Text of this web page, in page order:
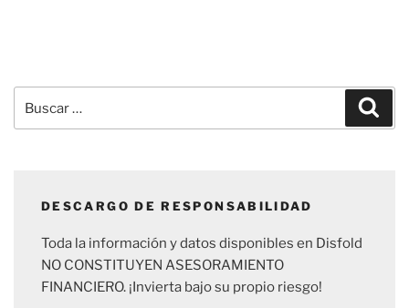
por:
DESCARGO DE RESPONSABILIDAD
Toda la información y datos disponibles en Disfold
NO CONSTITUYEN ASESORAMIENTO
FINANCIERO. ¡Invierta bajo su propio riesgo!